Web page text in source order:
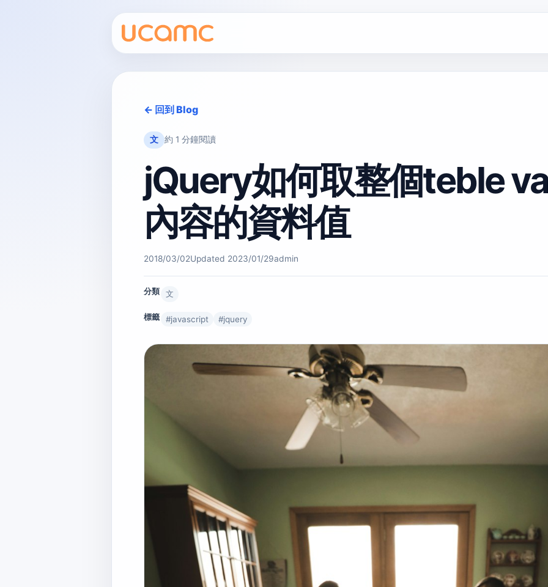
← 回到 Blog
文 約 1 分鐘閱讀
jQuery如何取整個teble
內容的資料值
2018/03/02Updated 2023/01/29admin
分類 文
標籤 #javascript #jquery